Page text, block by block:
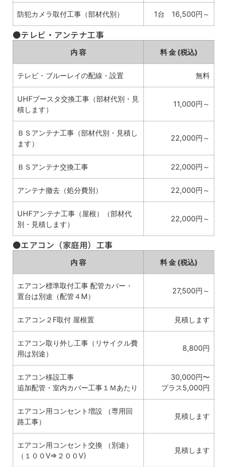
防犯カメラ取付工事（部材代別） 1台 16,500円～
●テレビ・アンテナ工事
内 容 料 金 (税込)
テレビ・ブルーレイの配線・設置 無料
UHFブースタ交換工事（部材代別・見
積します）
11,000円～
ＢＳアンテナ工事（部材代別・見積し
ます）
22,000円～
ＢＳアンテナ交換工事 22,000円～
アンテナ撤去（処分費別） 22,000円～
UHFアンテナ工事（屋根）（部材代
別・見積します）
22,000円～
●エアコン（家庭用）工事
内 容 料 金 (税込)
エアコン標準取付工事 配管カバー・
置台は別途（配管４M）
27,500円～
エアコン２F取付 屋根置 見積します
エアコン取り外し工事（リサイクル費
用は別途）
8,800円
エアコン移設工事
追加配管・室内カバー工事１Ｍあたり
30,000円〜
プラス5,000円
エアコン用コンセント増設 （専用回
路工事）
見積します
エアコン用コンセント交換 （別途）
（１００V⇒２００V)
見積します